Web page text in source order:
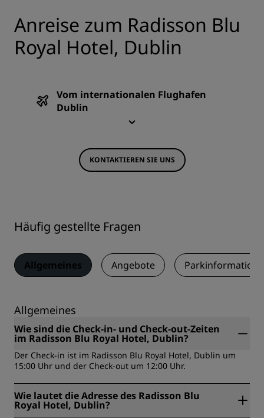
Anreise zum Radisson Blu
Royal Hotel, Dublin
Vom internationalen Flughafen
Dublin
KONTAKTIEREN SIE UNS
Häufig gestellte Fragen
Allgemeines Angebote
Allgemeines
Wie sind die Check-in- und Check-out-Zeiten
im Radisson Blu Royal Hotel, Dublin?
Der Check-in ist im Radisson Blu Royal Hotel, Dublin um
15:00 Uhr und der Check-out um 12:00 Uhr.
Wie lautet die Adresse des Radisson Blu
Royal Hotel, Dublin?